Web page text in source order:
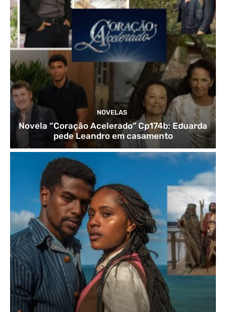
NOVELAS
Novela “Coração Acelerado” Cp174b: Eduarda
pede Leandro em casamento